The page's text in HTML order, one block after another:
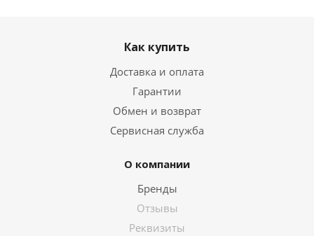
Как купить
Доставка и оплата
Гарантии
Обмен и возврат
Сервисная служба
О компании
Бренды
Отзывы
Реквизиты